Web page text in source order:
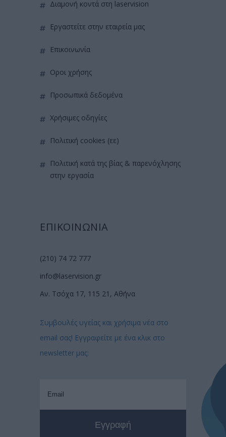
διαμονή κοντά στη laservision
εργαστείτε στην εταιρεία μας
επικοινωνία
όροι χρήσης
προσωπικά δεδομένα
χρήσιμες οδηγίες
πολιτική cookies (εε)
πολιτική κατά της βίας & παρενόχλησης
στην εργασία
ΕΠΙΚΟΙΝΩΝΙΑ
(210) 74 72 777
info@laservision.gr
Αν. Τσόχα 17, 115 21, Αθήνα
Συμβουλές υγείας και χρήσιμα νέα στο
email σας! Εγγραφείτε με ένα κλικ στο
newsletter μας: